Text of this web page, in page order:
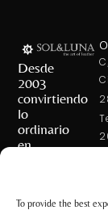
To provide the best
Desde
2003
convirtiendo
lo
ordinario
en